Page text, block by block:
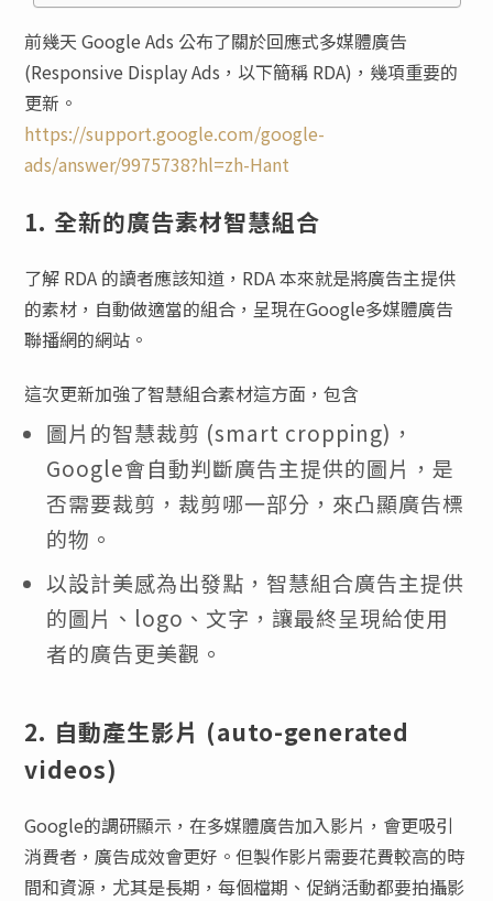
前幾天 Google Ads 公布了關於回應式多媒體廣告
(Responsive Display Ads，以下簡稱 RDA)，幾項重要的
更新。
https://support.google.com/google-
ads/answer/9975738?hl=zh-Hant
1. 全新的廣告素材智慧組合
了解 RDA 的讀者應該知道，RDA 本來就是將廣告主提供
的素材，自動做適當的組合，呈現在Google多媒體廣告
聯播網的網站。
這次更新加強了智慧組合素材這方面，包含
圖片的智慧裁剪 (smart cropping)，
Google會自動判斷廣告主提供的圖片，是
否需要裁剪，裁剪哪一部分，來凸顯廣告標
的物。
以設計美感為出發點，智慧組合廣告主提供
的圖片、logo、文字，讓最終呈現給使用
者的廣告更美觀。
2. 自動產生影片 (auto-generated
videos)
Google的調研顯示，在多媒體廣告加入影片，會更吸引
消費者，廣告成效會更好。但製作影片需要花費較高的時
間和資源，尤其是長期，每個檔期、促銷活動都要拍攝影